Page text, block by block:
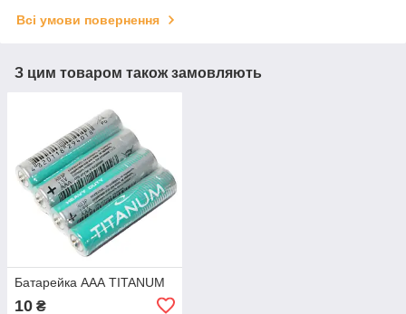
Всі умови повернення
З цим товаром також замовляють
Батарейка ААА TITANUM
10 ₴